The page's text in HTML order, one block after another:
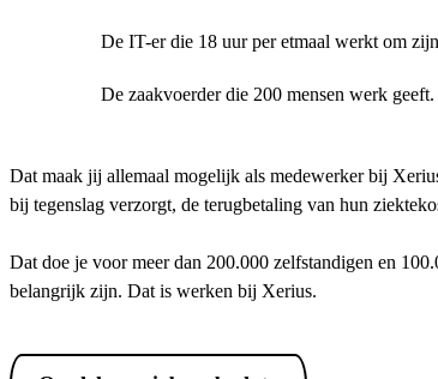
De IT-er die 18 uur per etmaal werkt om
De zaakvoerder die 200 mensen werk geeft.
Dat maak jij allemaal mogelijk als medewerker bij
bij tegenslag verzorgt, de terugbetaling van hun
Dat doe je voor meer dan 200.000 zelfstandigen en
belangrijk zijn. Dat is werken bij Xerius.